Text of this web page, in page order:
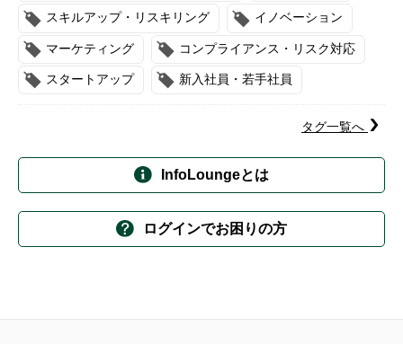
スキルアップ・リスキリング イノベーション
マーケティング コンプライアンス・リスク対応
スタートアップ 新入社員・若手社員
タグ一覧へ
InfoLoungeとは
ログインでお困りの方